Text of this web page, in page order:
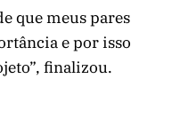
que meus pares
e por isso
finalizou.